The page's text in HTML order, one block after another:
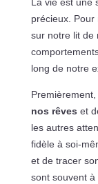
précieux.
sur notre lit de
long de notre
nos rêves et
les autres
fidèle à soi-
et de tracer
sont souvent à